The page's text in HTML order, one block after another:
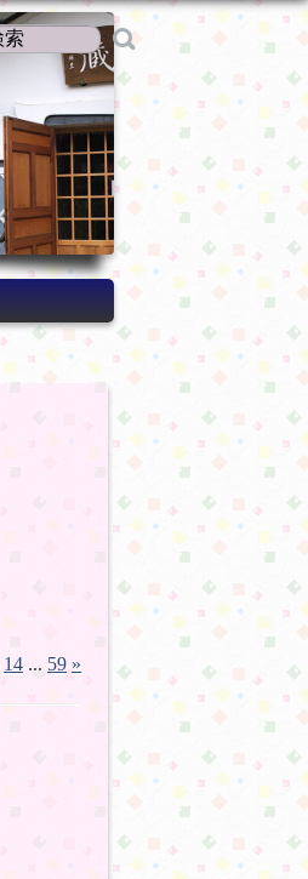
14 ... 59 »